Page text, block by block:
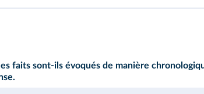
faits sont-ils évoqués de manière